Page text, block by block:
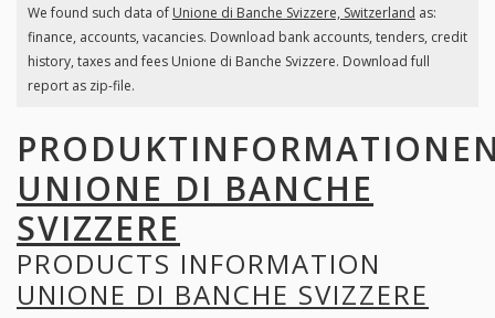
We found such data of Unione di Banche Svizzere, Switzerland as:
finance, accounts, vacancies. Download bank accounts, tenders, credit
history, taxes and fees Unione di Banche Svizzere. Download full
report as zip-file.
UNIONE DI BANCHE
SVIZZERE
PRODUCTS INFORMATION
UNIONE DI BANCHE SVIZZERE